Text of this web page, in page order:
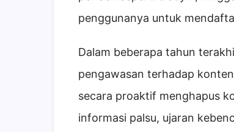
penggunanya untuk
Dalam beberapa tahun
pengawasan terhadap
secara proaktif menghapus
informasi palsu, ujaran